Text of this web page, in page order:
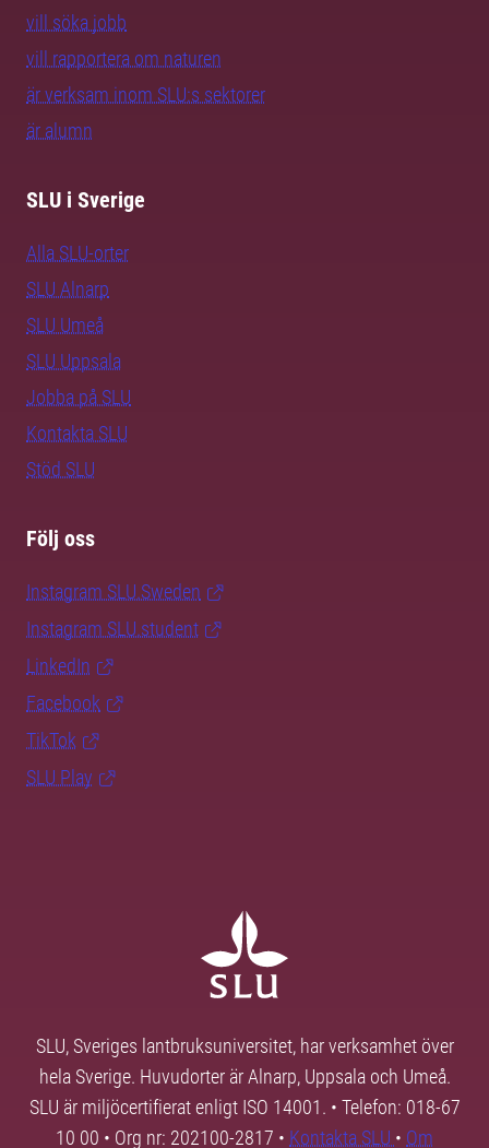
vill söka jobb
vill rapportera om naturen
är verksam inom SLU:s sektorer
är alumn
SLU i Sverige
Alla SLU-orter
SLU Alnarp
SLU Umeå
SLU Uppsala
Jobba på SLU
Kontakta SLU
Stöd SLU
Följ oss
Instagram SLU.Sweden
Instagram SLU.student
LinkedIn
Facebook
TikTok
SLU Play
SLU, Sveriges lantbruksuniversitet, har verksamhet över
hela Sverige. Huvudorter är Alnarp, Uppsala och Umeå.
SLU är miljöcertifierat enligt ISO 14001. • Telefon: 018-67
10 00 • Org nr: 202100-2817 • Kontakta SLU • Om